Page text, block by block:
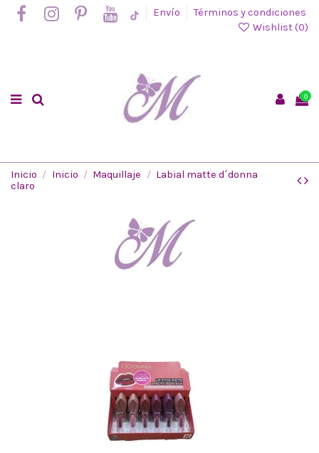
Envío
Términos y condiciones
Wishlist (0)
0
Inicio Inicio Maquillaje
Labial matte d´donna
claro